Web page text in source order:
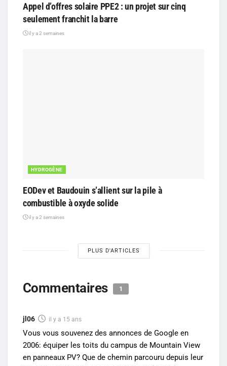
Appel d’offres solaire PPE2 : un projet sur cinq
seulement franchit la barre
il y a 2 semaines
HYDROGÈNE
EODev et Baudouin s’allient sur la pile à
combustible à oxyde solide
il y a 2 semaines
PLUS D'ARTICLES
Commentaires 1
jl06 il y a 15 ans
Vous vous souvenez des annonces de Google en
2006: équiper les toits du campus de Mountain View
en panneaux PV? Que de chemin parcouru depuis leur